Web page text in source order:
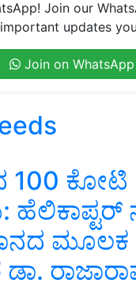
Join our
updates
Join on WhatsApp
100 ಕೋಟಿ
ಹೆಲಿಕಾಪ್ಟರ್
ಮೂಲಕ
ಡಾ.